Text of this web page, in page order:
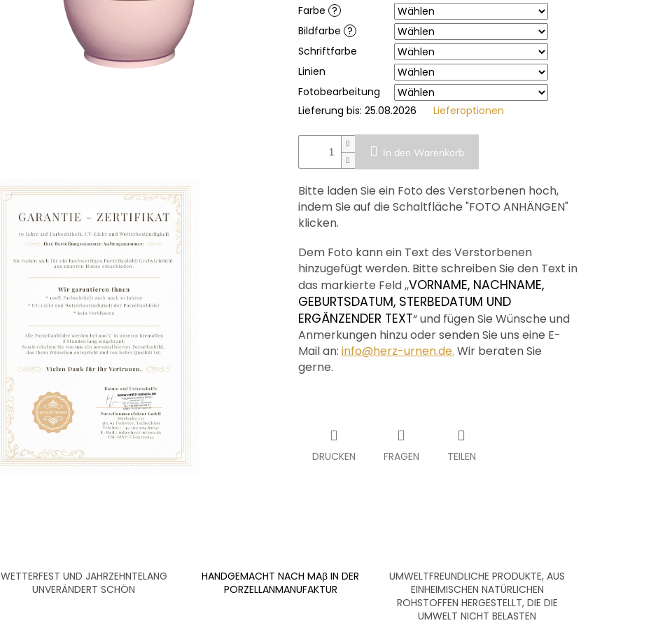
Farbe ?
Bildfarbe ?
Schriftfarbe
Linien
Fotobearbeitung
Lieferung bis: 25.08.2026 Lieferoptionen
In den Warenkorb
Bitte laden Sie ein Foto des Verstorbenen hoch,
indem Sie auf die Schaltfläche "FOTO ANHÄNGEN"
klicken.
Dem Foto kann ein Text des Verstorbenen
hinzugefügt werden. Bitte schreiben Sie den Text in
das markierte Feld ,,VORNAME, NACHNAME,
GEBURTSDATUM, STERBEDATUM UND
ERGÄNZENDER TEXT“ und fügen Sie Wünsche und
Anmerkungen hinzu oder senden Sie uns eine E-
Mail an: info@herz-urnen.de. Wir beraten Sie
gerne.
DRUCKEN FRAGEN TEILEN
WETTERFEST UND JAHRZEHNTELANG
UNVERÄNDERT SCHÖN
HANDGEMACHT NACH MAβ IN DER
PORZELLANMANUFAKTUR
UMWELTFREUNDLICHE PRODUKTE, AUS
EINHEIMISCHEN NATÜRLICHEN
ROHSTOFFEN HERGESTELLT, DIE DIE
UMWELT NICHT BELASTEN